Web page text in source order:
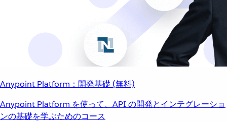
Anypoint Platform：開発基礎 (無料)
Anypoint Platform を使って、API の開発とインテグレーショ
ンの基礎を学ぶためのコース